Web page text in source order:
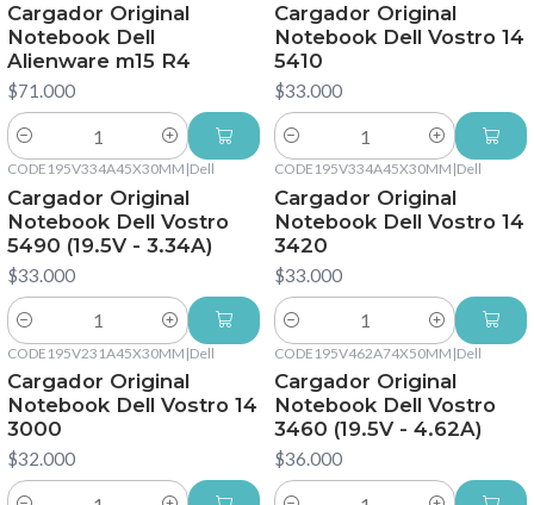
Cargador Original
Notebook Dell
Alienware m15 R4
$71.000
Cantidad
Cargador Original
Notebook Dell Vostro 14
5410
$33.000
Cantidad
CODE195V334A45X30MM |Dell
Cargador Original
Notebook Dell Vostro
5490 (19.5V - 3.34A)
$33.000
Cantidad
CODE195V334A45X30MM |Dell
Cargador Original
Notebook Dell Vostro 14
3420
$33.000
Cantidad
CODE195V231A45X30MM |Dell
Cargador Original
Notebook Dell Vostro 14
3000
$32.000
CODE195V462A74X50MM |Dell
Cargador Original
Notebook Dell Vostro
3460 (19.5V - 4.62A)
$36.000